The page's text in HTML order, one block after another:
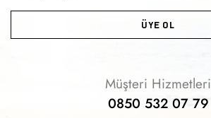
ÜYE OL
Müşteri Hizmetleri
0850 532 07 79